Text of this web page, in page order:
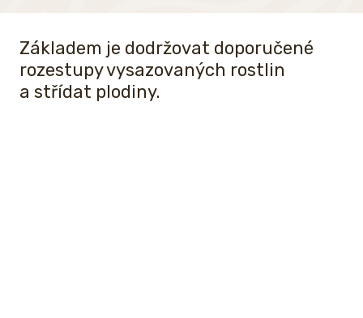
Základem je dodržovat doporučené
rozestupy vysazovaných rostlin
a střídat plodiny.